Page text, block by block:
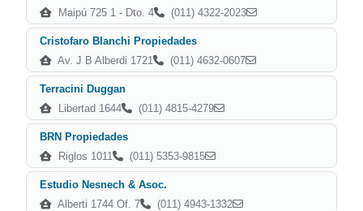
Maipú 725 1 - Dto. 4 (011) 4322-2023
Cristofaro BIanchi Propiedades
Av. J B Alberdi 1721
(011) 4632-0607
Terracini Duggan
Libertad 1644
(011) 4815-4279
BRN Propiedades
Riglos 1011
(011) 5353-9815
Estudio Nesnech & Asoc.
Alberti 1744 Of. 7
(011) 4943-1332